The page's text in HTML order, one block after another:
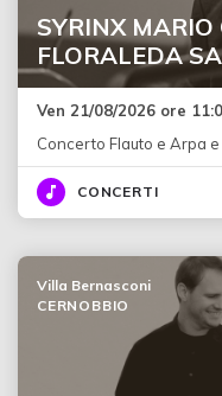
SYRINX
FLORALEDA
Ven 21/08/2026 ore
Concerto Flauto e Arpa
CONCERTI
Villa Bernasconi
CERNOBBIO